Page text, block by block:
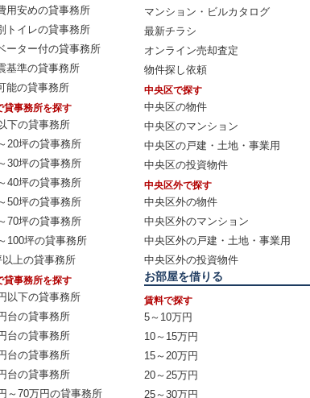
用安めの貸事務所
トイレの貸事務所
ーター付の貸事務所
基準の貸事務所
能の貸事務所
貸事務所を探す
下の貸事務所
20坪の貸事務所
30坪の貸事務所
40坪の貸事務所
50坪の貸事務所
70坪の貸事務所
100坪の貸事務所
以上の貸事務所
貸事務所を探す
以下の貸事務所
台の貸事務所
台の貸事務所
台の貸事務所
台の貸事務所
～70万円の貸事務所
マンション・ビルカタログ
最新チラシ
オンライン売却査定
物件探し依頼
中央区で探す
中央区の物件
中央区のマンション
中央区の戸建・土地・事業用
中央区の投資物件
中央区外で探す
中央区外の物件
中央区外のマンション
中央区外の戸建・土地・事業用
中央区外の投資物件
お部屋を借りる
賃料で探す
5～10万円
10～15万円
15～20万円
20～25万円
25～30万円